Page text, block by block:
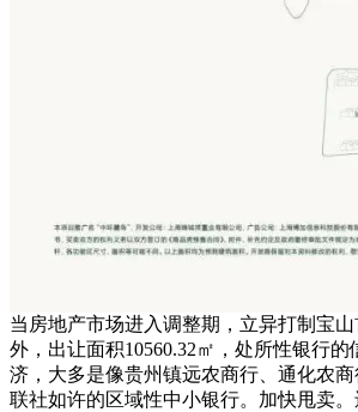
当房地产市场进入调整期，立异打制宝
外，出让面积10560.32㎡，处所性银行
济，大多是像贵州镇远农商行、通化农
联社如许的区域性中小银行。加快甩卖